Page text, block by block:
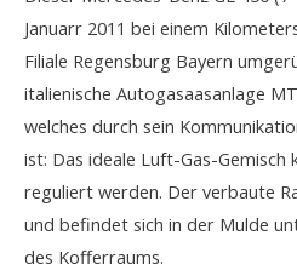
Januarr 2011 bei einem
Filiale Regensburg Bayern
italienische Autogasaasanlage
welches durch sein
ist: Das ideale Luft-Gas-
reguliert werden. Der verbaute
und befindet sich in der Mulde
des Kofferraums.